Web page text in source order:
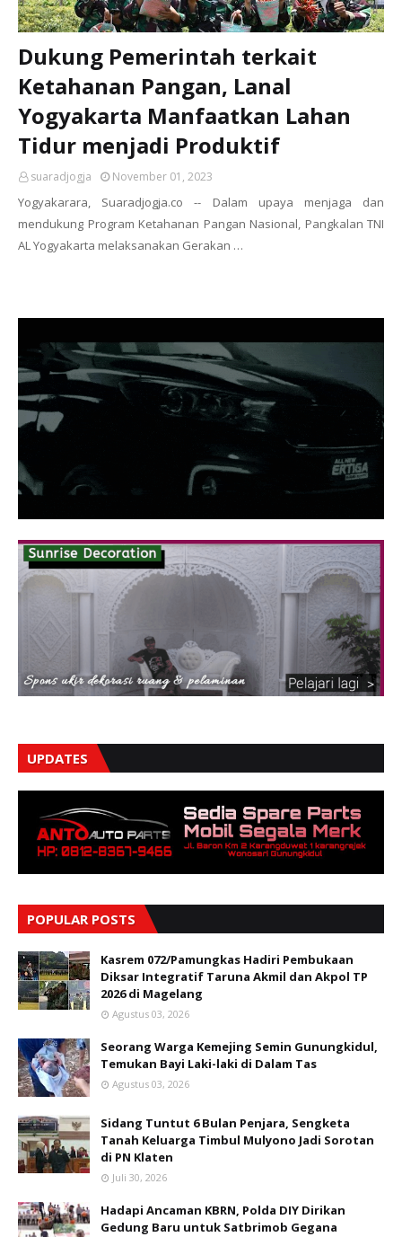
Dukung Pemerintah terkait
Ketahanan Pangan, Lanal
Yogyakarta Manfaatkan Lahan
Tidur menjadi Produktif
suaradjogja November 01, 2023
Yogyakarara, Suaradjogja.co -- Dalam upaya menjaga dan
mendukung Program Ketahanan Pangan Nasional, Pangkalan TNI
AL Yogyakarta melaksanakan Gerakan …
UPDATES
POPULAR POSTS
Kasrem 072/Pamungkas Hadiri Pembukaan
Diksar Integratif Taruna Akmil dan Akpol TP
2026 di Magelang
Agustus 03, 2026
Seorang Warga Kemejing Semin Gunungkidul,
Temukan Bayi Laki-laki di Dalam Tas
Agustus 03, 2026
Sidang Tuntut 6 Bulan Penjara, Sengketa
Tanah Keluarga Timbul Mulyono Jadi Sorotan
di PN Klaten
Juli 30, 2026
Hadapi Ancaman KBRN, Polda DIY Dirikan
Gedung Baru untuk Satbrimob Gegana